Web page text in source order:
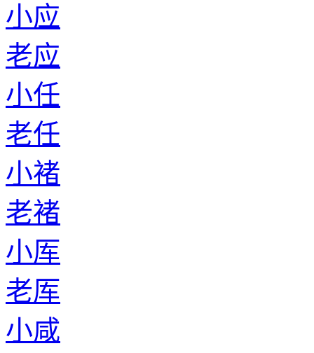
小应
老应
小任
老任
小褚
老褚
小厍
老厍
小咸